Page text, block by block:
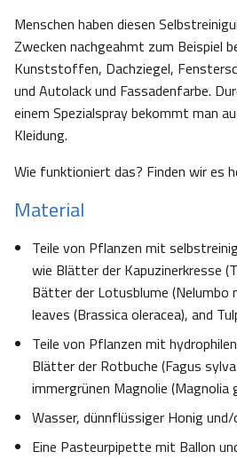
Menschen haben diesen
Zwecken nachgeahmt zum Beispiel
Kunststoffen, Dachziegel,
und Autolack und Fassadenfarbe.
einem Spezialspray bekommt man
Kleidung.
Wie funktioniert das? Finden wir es
Material
Teile von Pflanzen mit
wie Blätter der Kapuzinerkresse
Bätter der Lotusblume (Nelumbo
leaves (Brassica oleracea), and
Teile von Pflanzen mit
Blätter der Rotbuche (Fagus
immergrünen Magnolie (Magnolia
Wasser, dünnflüssiger Honig
Eine Pasteurpipette mit Ballon